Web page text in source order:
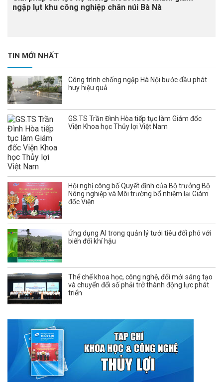
ngập lụt khu công nghiệp chân núi Bà Nà
TIN MỚI NHẤT
Công trình chống ngập Hà Nội bước đầu phát
huy hiệu quả
GS.TS Trần Đình Hòa tiếp tục làm Giám đốc
Viện Khoa học Thủy lợi Việt Nam
Hội nghị công bố Quyết định của Bộ trưởng Bộ
Nông nghiệp và Môi trường bổ nhiệm lại Giám
đốc Viện
Ứng dụng AI trong quản lý tưới tiêu đối phó với
biến đổi khí hậu
Thể chế khoa học, công nghệ, đổi mới sáng tạo
và chuyển đổi số phải trở thành động lực phát
triển